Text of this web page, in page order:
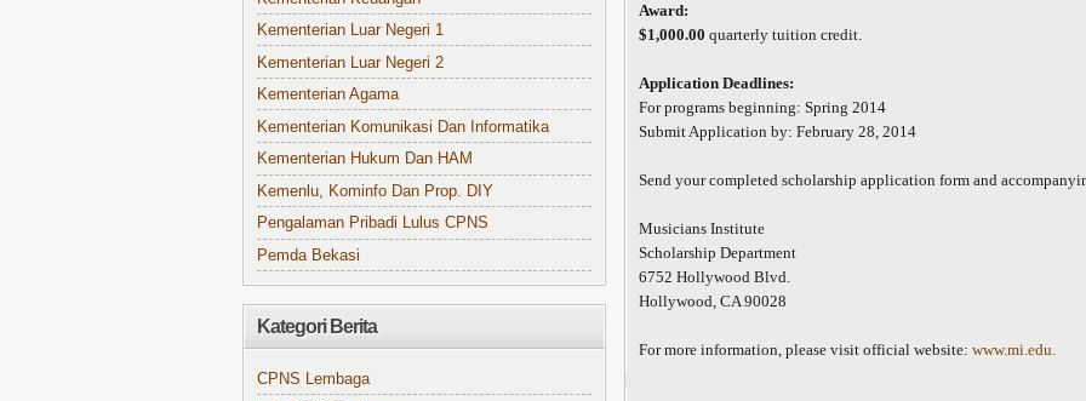
Award:
$1,000.00 quarterly tuition credit.
Application Deadlines:
For programs beginning: Spring 2014
Submit Application by: February 28, 2014
Send your completed scholarship application form and
Musicians Institute
Scholarship Department
6752 Hollywood Blvd.
Hollywood, CA 90028
For more information, please visit official website: www.mi.edu.
Kementerian Luar Negeri 1
Kementerian Luar Negeri 2
Kementerian Agama
Kementerian Komunikasi Dan Informatika
Kementerian Hukum Dan HAM
Kemenlu, Kominfo Dan Prop. DIY
Pengalaman Pribadi Lulus CPNS
Pemda Bekasi
Kategori Berita
CPNS Lembaga